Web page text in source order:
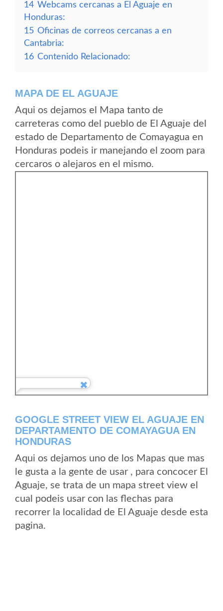
14 Webcams cercanas a El Aguaje en
Honduras:
15 Oficinas de correos cercanas a en
Cantabria:
16 Contenido Relacionado:
MAPA DE EL AGUAJE
Aqui os dejamos el Mapa tanto de
carreteras como del pueblo de El Aguaje del
estado de Departamento de Comayagua en
Honduras podeis ir manejando el zoom para
cercaros o alejaros en el mismo.
GOOGLE STREET VIEW EL AGUAJE EN
DEPARTAMENTO DE COMAYAGUA EN
HONDURAS
Aqui os dejamos uno de los Mapas que mas
le gusta a la gente de usar , para concocer El
Aguaje, se trata de un mapa street view el
cual podeis usar con las flechas para
recorrer la localidad de El Aguaje desde esta
pagina.